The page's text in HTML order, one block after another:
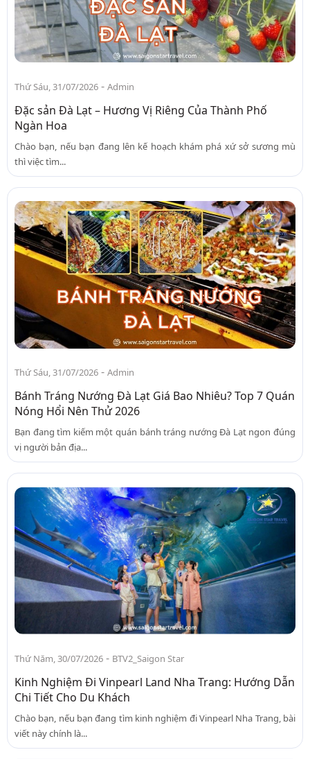
Thứ Sáu, 31/07/2026 - Admin
Đặc sản Đà Lạt – Hương Vị Riêng Của Thành Phố
Ngàn Hoa
Chào bạn, nếu bạn đang lên kế hoạch khám phá xứ sở sương mù
thì việc tìm...
Thứ Sáu, 31/07/2026 - Admin
Bánh Tráng Nướng Đà Lạt Giá Bao Nhiêu? Top 7 Quán
Nóng Hổi Nên Thử 2026
Bạn đang tìm kiếm một quán bánh tráng nướng Đà Lạt ngon đúng
vị người bản địa...
Thứ Năm, 30/07/2026 - BTV2_Saigon Star
Kinh Nghiệm Đi Vinpearl Land Nha Trang: Hướng Dẫn
Chi Tiết Cho Du Khách
Chào bạn, nếu bạn đang tìm kinh nghiệm đi Vinpearl Nha Trang, bài
viết này chính là...